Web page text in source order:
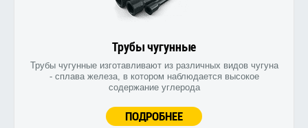
Трубы чугунные
Трубы чугунные изготавливают из различных видов чугуна
- сплава железа, в котором наблюдается высокое
содержание углерода
ПОДРОБНЕЕ